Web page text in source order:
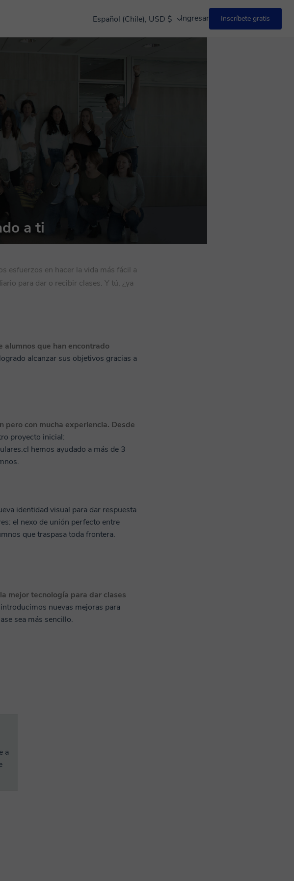
Español (Chile), USD $ Ingresar Inscríbete gratis
a ti
esfuerzos en hacer la vida más fácil a
para dar o recibir clases. Y tú, ¿ya
alumnos que han encontrado
alcanzar sus objetivos gracias a
pero con mucha experiencia. Desde
proyecto inicial:
hemos ayudado a más de 3
identidad visual para dar respuesta
el nexo de unión perfecto entre
que traspasa toda frontera.
mejor tecnología para dar clases
nuevas mejoras para
sea más sencillo.
a